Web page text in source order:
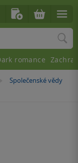
»
Společenské vědy
romance